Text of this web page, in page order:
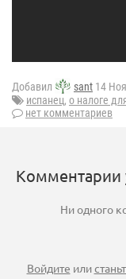
Добавил sant 14
испанец, о налоге
нет комментариев
Комментарии
Ни одного
Войдите или